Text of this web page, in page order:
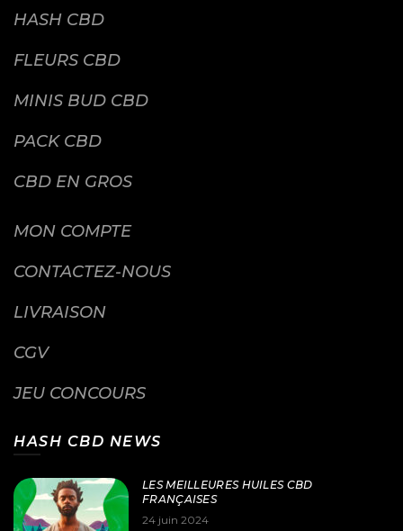
HASH CBD
FLEURS CBD
MINIS BUD CBD
PACK CBD
CBD EN GROS
MON COMPTE
CONTACTEZ-NOUS
LIVRAISON
CGV
JEU CONCOURS
HASH CBD NEWS
LES MEILLEURES HUILES CBD
FRANÇAISES
24 juin 2024